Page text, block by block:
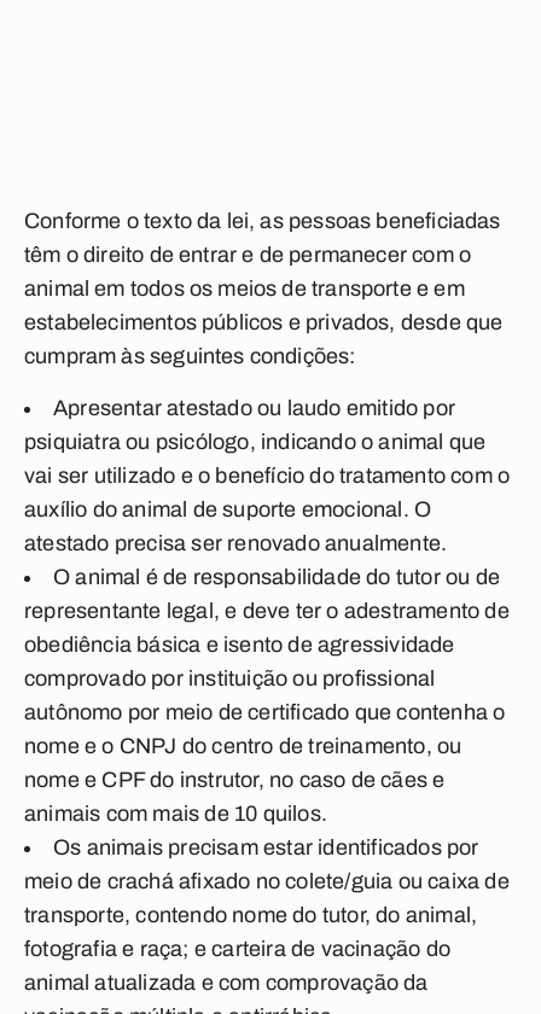
Conforme o texto da lei, as pessoas beneficiadas
têm o direito de entrar e de permanecer com o
animal em todos os meios de transporte e em
estabelecimentos públicos e privados, desde que
cumpram às seguintes condições:
Apresentar atestado ou laudo emitido por
psiquiatra ou psicólogo, indicando o animal que
vai ser utilizado e o benefício do tratamento com o
auxílio do animal de suporte emocional. O
atestado precisa ser renovado anualmente.
O animal é de responsabilidade do tutor ou de
representante legal, e deve ter o adestramento de
obediência básica e isento de agressividade
comprovado por instituição ou profissional
autônomo por meio de certificado que contenha o
nome e o CNPJ do centro de treinamento, ou
nome e CPF do instrutor, no caso de cães e
animais com mais de 10 quilos.
Os animais precisam estar identificados por
meio de crachá afixado no colete/guia ou caixa de
transporte, contendo nome do tutor, do animal,
fotografia e raça; e carteira de vacinação do
animal atualizada e com comprovação da